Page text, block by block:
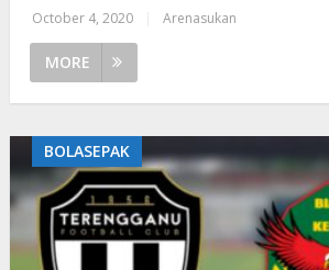
October 4, 2020 Arenasukan
MORE
BOLASEPAK